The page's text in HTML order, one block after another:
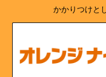
かかりつけと